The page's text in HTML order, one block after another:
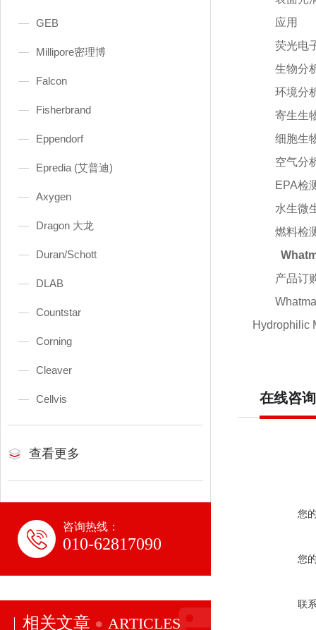
GEB
Millipore密理博
Falcon
Fisherbrand
Eppendorf
Epredia (艾普迪)
Axygen
Dragon 大龙
Duran/Schott
DLAB
Countstar
Corning
Cleaver
Cellvis
查看更多
咨询热线：
010-62817090
相关文章 ARTICLES
应用
荧光电
生物分
环境分
寄生生
细胞生
空气分
EPA检
水生微
燃料检
产品订
Hydrophilic
在线咨询
您
您
联